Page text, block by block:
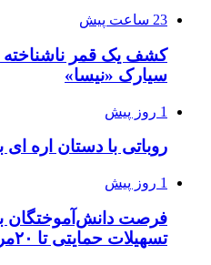
23 ساعت پیش
کشف یک قمر ناشناخته
سیارک «نیسا»
1 روز پیش
روباتی با دستان اره
1 روز پیش
فرصت دانش‌آموختگان
تسهیلات حمایتی تا ۲۰مرداد